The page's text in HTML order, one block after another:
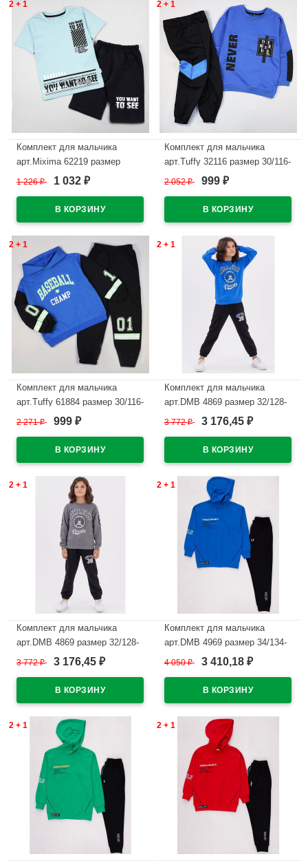
2 + 1
Комплект для мальчика
арт.Mixima 62219 размер
30/122-36/140
1 226₽ 1 032 ₽
2 + 1
Комплект для мальчика
арт.Tuffy 32116 размер 30/116-
34/134 (свитшот+брюки) цвет
2 052₽ 999 ₽
2 + 1
Комплект для мальчика
арт.Tuffy 61884 размер 30/116-
34/134 (толстовка+брюки)
2 271₽ 999 ₽
2 + 1
Комплект для мальчика
арт.DMB 4869 размер 32/128-
44/164 (джемпер+брюки) цвет
3 772₽ 3 176,45 ₽
2 + 1
Комплект для мальчика
арт.DMB 4869 размер 32/128-
44/164 (джемпер+брюки) цвет
3 772₽ 3 176,45 ₽
2 + 1
Комплект для мальчика
арт.DMB 4969 размер 34/134-
44/164 (худи+брюки) цвет
4 050₽ 3 410,18 ₽
2 + 1 2 + 1